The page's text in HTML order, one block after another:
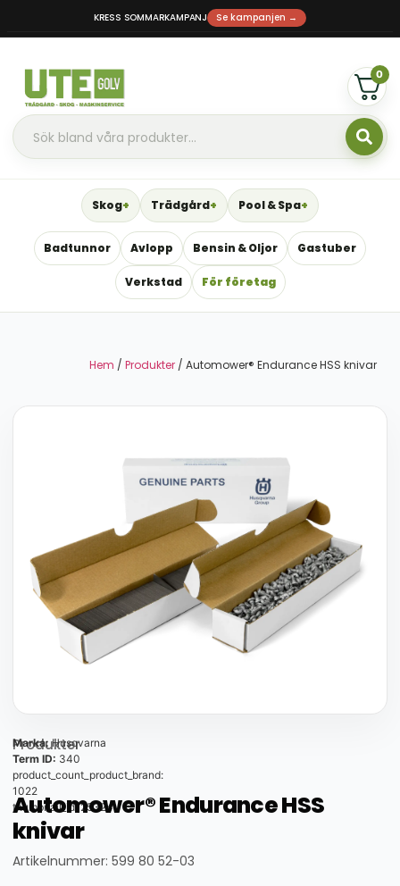
KRESS SOMMARKAMPANJ Se kampanjen →
0
Skog Trädgård Pool & Spa
Badtunnor Avlopp Bensin & Oljor Gastuber
Verkstad För företag
Hem / Produkter / Automower® Endurance HSS knivar
Produkter
Marka: Husqvarna
Term ID: 340
product_count_product_brand:
1022
thumbnail_id: 25324
Automower® Endurance HSS
knivar
Artikelnummer: 599 80 52-03